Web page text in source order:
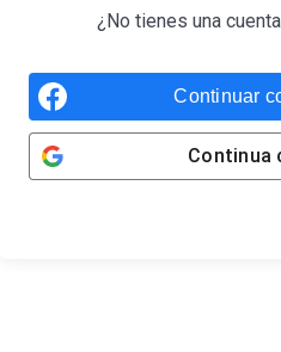
¿No tienes una
Continuar
Continua